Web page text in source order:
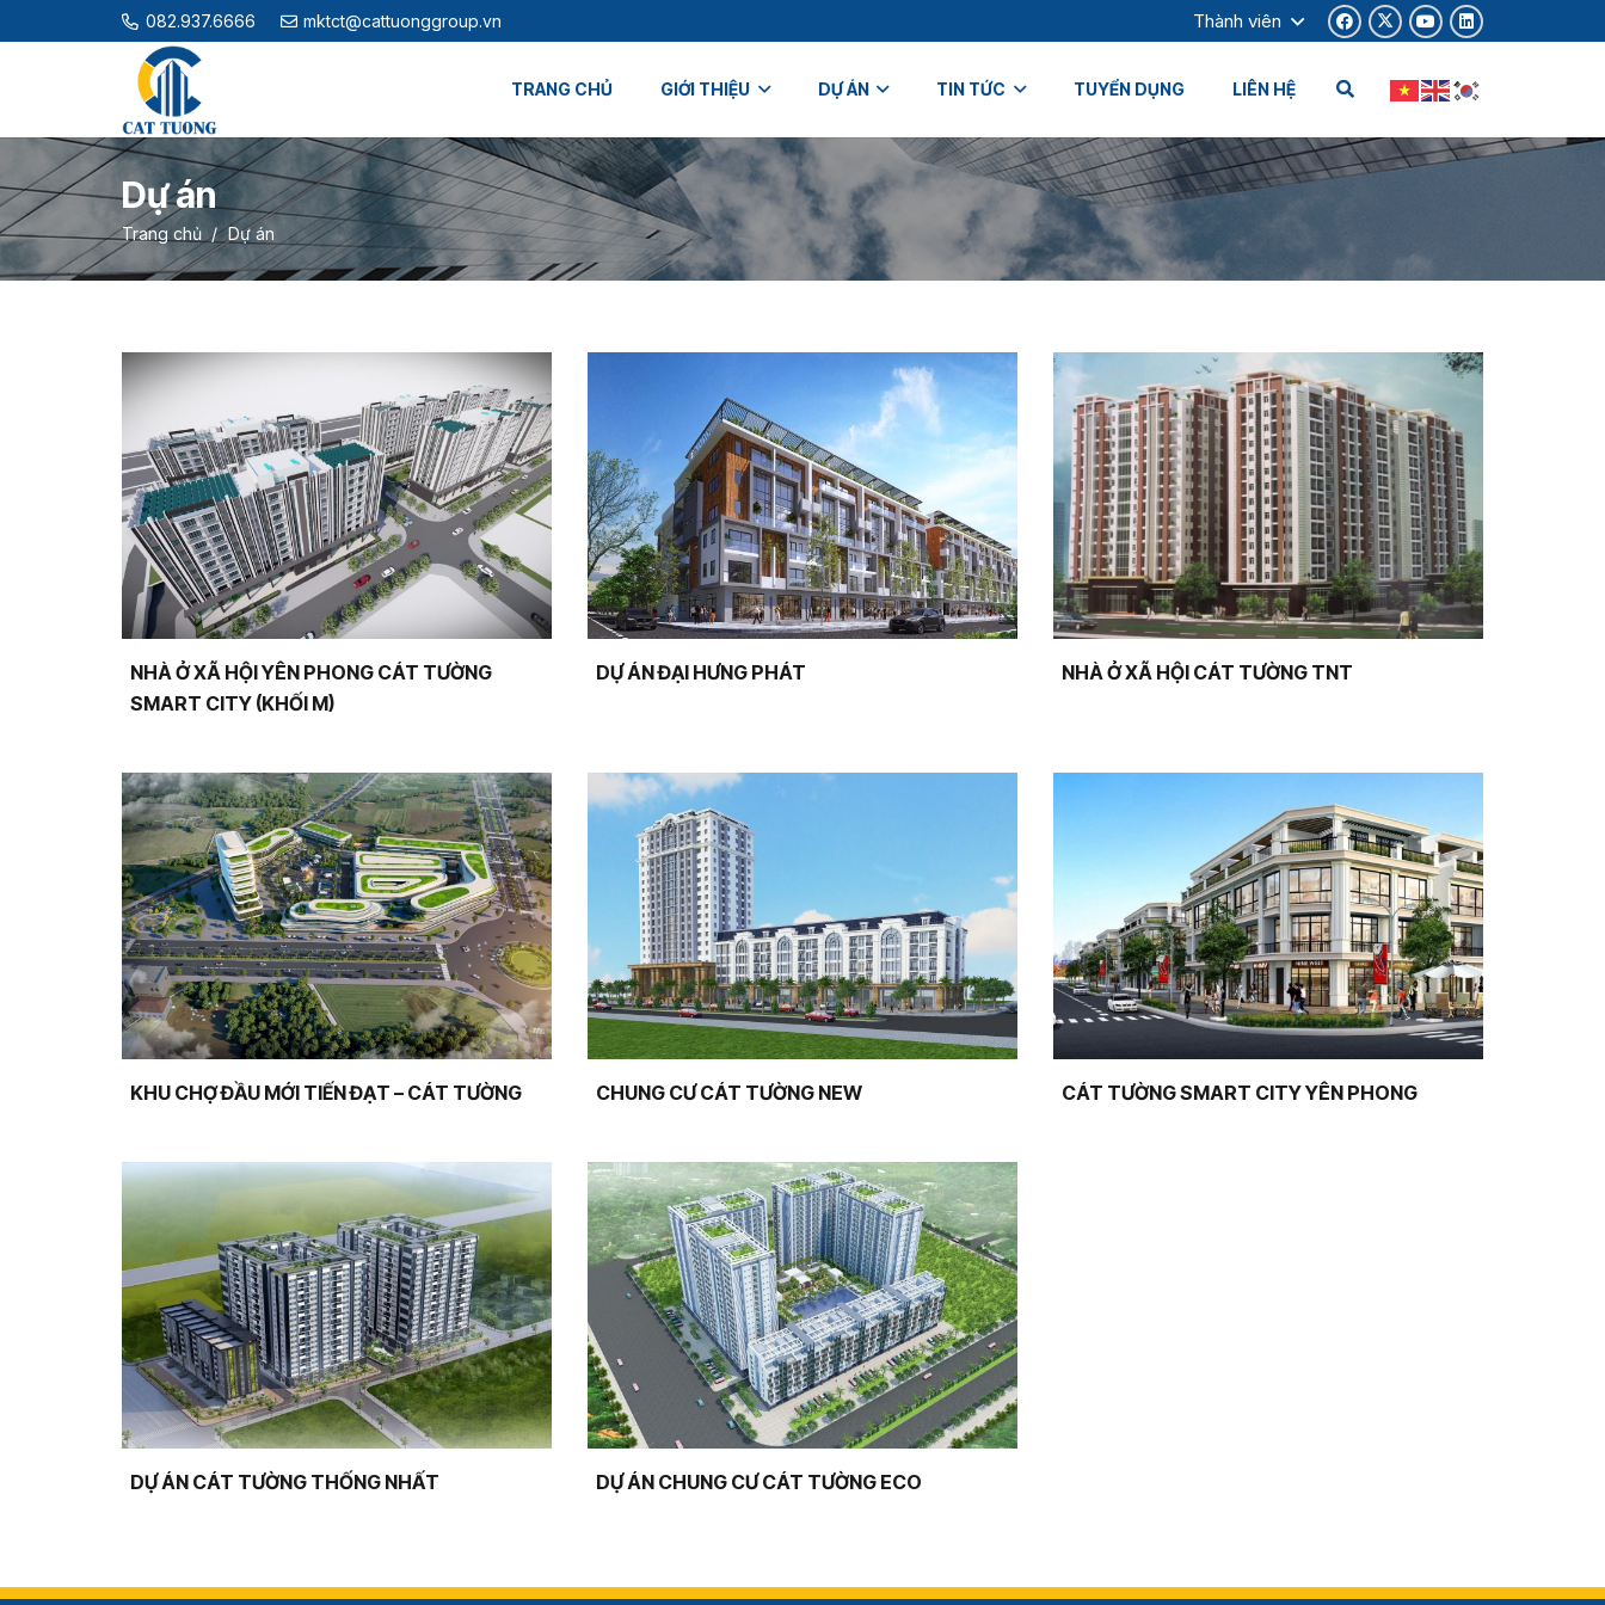
082.937.6666 mktct@cattuonggroup.vn Thành viên
TRANG CHỦ GIỚI THIỆU DỰ ÁN TIN TỨC TUYỂN DỤNG LIÊN HỆ
Dự án
Trang chủ / Dự án
NHÀ Ở XÃ HỘI YÊN PHONG CÁT TƯỜNG
SMART CITY (KHỐI M)
DỰ ÁN ĐẠI HƯNG PHÁT NHÀ Ở XÃ HỘI CÁT TƯỜNG TNT
KHU CHỢ ĐẦU MỚI TIẾN ĐẠT – CÁT TƯỜNG CHUNG CƯ CÁT TƯỜNG NEW CÁT TƯỜNG SMART CITY YÊN PHONG
DỰ ÁN CÁT TƯỜNG THỐNG NHẤT DỰ ÁN CHUNG CƯ CÁT TƯỜNG ECO